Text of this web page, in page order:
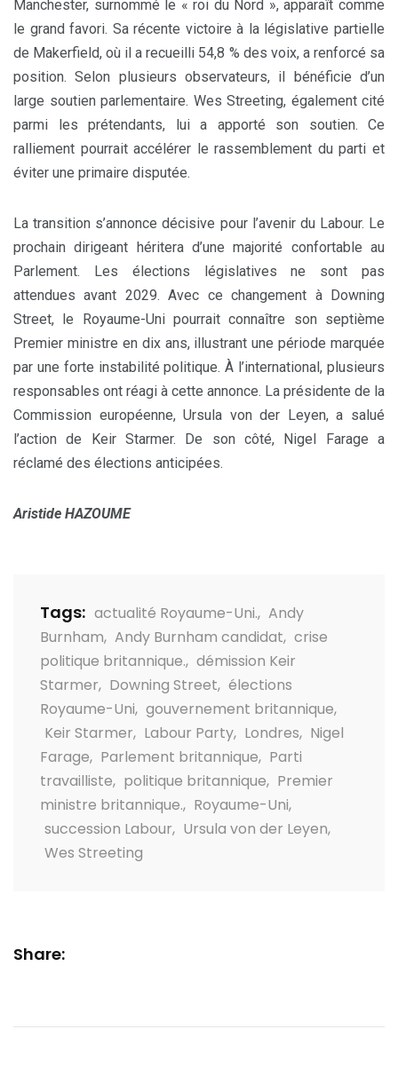
Manchester, surnommé le « roi du Nord », apparaît comme
le grand favori. Sa récente victoire à la législative partielle
de Makerfield, où il a recueilli 54,8 % des voix, a renforcé sa
position. Selon plusieurs observateurs, il bénéficie d’un
large soutien parlementaire. Wes Streeting, également cité
parmi les prétendants, lui a apporté son soutien. Ce
ralliement pourrait accélérer le rassemblement du parti et
éviter une primaire disputée.
La transition s’annonce décisive pour l’avenir du Labour. Le
prochain dirigeant héritera d’une majorité confortable au
Parlement. Les élections législatives ne sont pas
attendues avant 2029. Avec ce changement à Downing
Street, le Royaume-Uni pourrait connaître son septième
Premier ministre en dix ans, illustrant une période marquée
par une forte instabilité politique. À l’international, plusieurs
responsables ont réagi à cette annonce. La présidente de la
Commission européenne, Ursula von der Leyen, a salué
l’action de Keir Starmer. De son côté, Nigel Farage a
réclamé des élections anticipées.
Aristide HAZOUME
Tags: actualité Royaume-Uni., Andy
Burnham, Andy Burnham candidat, crise
politique britannique., démission Keir
Starmer, Downing Street, élections
Royaume-Uni, gouvernement britannique,
Keir Starmer, Labour Party, Londres, Nigel
Farage, Parlement britannique, Parti
travailliste, politique britannique, Premier
ministre britannique., Royaume-Uni,
succession Labour, Ursula von der Leyen,
Wes Streeting
Share: